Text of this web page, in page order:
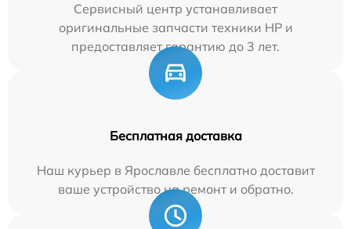
Сервисный центр устанавливает
оригинальные запчасти техники HP и
предоставляет гарантию до 3 лет.
Бесплатная доставка
Наш курьер в Ярославле бесплатно доставит
ваше устройство на ремонт и обратно.